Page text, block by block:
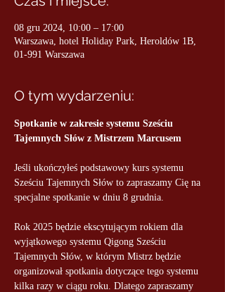
08 gru 2024, 10:00 – 17:00
Warszawa, hotel Holiday Park, Heroldów 1B,
01-991 Warszawa
O tym wydarzeniu:
Spotkanie w zakresie systemu Sześciu
Tajemnych Słów z Mistrzem Marcusem
Jeśli ukończyłeś podstawowy kurs systemu
Sześciu Tajemnych Słów to zapraszamy Cię na
specjalne spotkanie w dniu 8 grudnia.
Rok 2025 będzie ekscytującym rokiem dla
wyjątkowego systemu Qigong Sześciu
Tajemnych Słów, w którym Mistrz będzie
organizował spotkania dotyczące tego systemu
kilka razy w ciągu roku. Dlatego zapraszamy